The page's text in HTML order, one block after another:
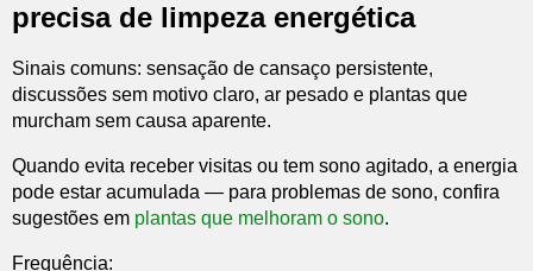
precisa de limpeza energética
Sinais comuns: sensação de cansaço persistente,
discussões sem motivo claro, ar pesado e plantas que
murcham sem causa aparente.
Quando evita receber visitas ou tem sono agitado, a energia
pode estar acumulada — para problemas de sono, confira
sugestões em plantas que melhoram o sono.
Frequência: